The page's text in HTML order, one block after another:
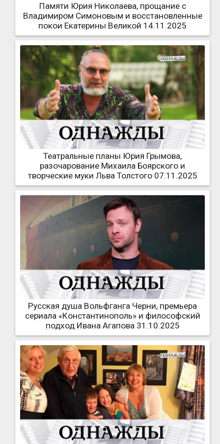
Памяти Юрия Николаева, прощание с
Владимиром Симоновым и восстановленные
покои Екатерины Великой 14.11.2025
Театральные планы Юрия Грымова,
разочарование Михаила Боярского и
творческие муки Льва Толстого 07.11.2025
Русская душа Вольфганга Черни, премьера
сериала «Константинополь» и философский
подход Ивана Агапова 31.10.2025